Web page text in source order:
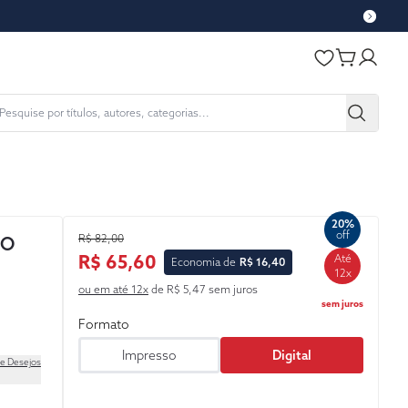
Desejos
R$ 82,00
R$ 65,60 Economia de R$ 16,40
20%
off
Até
12x
sem juros
ou em até 12xde R$ 5,47 sem juros
Formato
Impresso
Digital